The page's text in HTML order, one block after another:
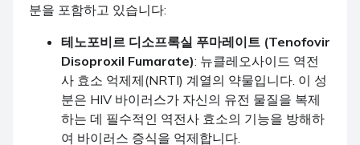
분을 포함하고 있습니다:
테노포비르 디소프록실 푸마레이트 (Tenofovir
Disoproxil Fumarate): 뉴클레오사이드 역전
사 효소 억제제(NRTI) 계열의 약물입니다. 이 성
분은 HIV 바이러스가 자신의 유전 물질을 복제
하는 데 필수적인 역전사 효소의 기능을 방해하
여 바이러스 증식을 억제합니다.